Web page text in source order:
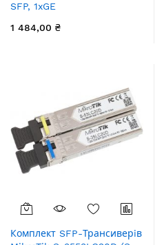
SFP, 1xGE
1 484,00 ₴
Комплект SFP-Трансиверiв